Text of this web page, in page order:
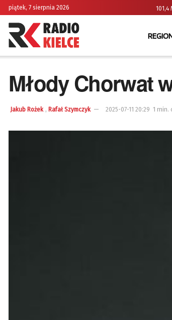
piątek, 7 sierpnia 2026
Młody Chorwat
Jakub Rożek , Rafał Szymczyk 2025-07-11 20:29 1 min.